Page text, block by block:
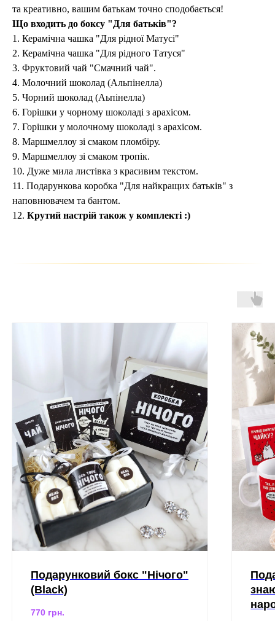
та креативно, вашим батькам точно сподобається!
Що входить до боксу "Для батьків"?
1. Керамічна чашка "Для рідної Матусі"
2. Керамічна чашка "Для рідного Татуся"
3. Фруктовий чай "Смачний чай".
4. Молочний шоколад (Альпінелла)
5. Чорний шоколад (Аьпінелла)
6. Горішки у чорному шоколаді з арахісом.
7. Горішки у молочному шоколаді з арахісом.
8. Маршмеллоу зі смаком пломбіру.
9. Маршмеллоу зі смаком тропік.
10. Дуже мила листівка з красивим текстом.
11. Подарункова коробка "Для найкращих батьків" з
наповнювачем та бантом.
12. Крутий настрій також у комплекті :)
Подарунковий бокс "Нічого"
(Black)
770 грн.